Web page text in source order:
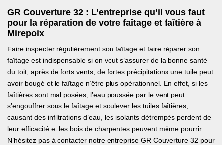
GR Couverture 32 : L’entreprise qu’il vous faut
pour la réparation de votre faîtage et faîtière à
Mirepoix
Faire inspecter régulièrement son faîtage et faire réparer son
faîtage est indispensable si on veut s’assurer de la bonne santé
du toit, après de forts vents, de fortes précipitations une tuile peut
avoir bougé et le faîtage n’être plus opérationnel. En effet, si les
faîtières sont mal posées, l’eau poussée par le vent peut
s’engouffrer sous le faîtage et soulever les tuiles faîtières,
causant des infiltrations d’eau, les isolants détrempés perdent de
leur efficacité et les bois de charpentes peuvent même pourrir.
N’hésitez pas à contacter notre entreprise GR Couverture 32 pour